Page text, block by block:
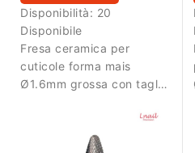
Disponibilità: 20
Disponibile
Fresa ceramica per
cuticole forma mais
Ø1.6mm grossa con taglio